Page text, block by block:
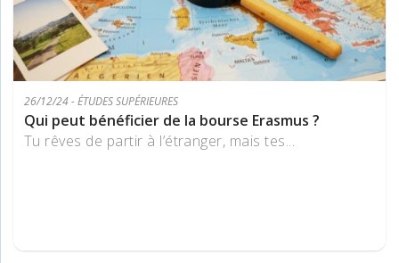
26/12/24 - ÉTUDES SUPÉRIEURES
Qui peut bénéficier de la bourse Erasmus ?
Tu rêves de partir à l’étranger, mais tes...